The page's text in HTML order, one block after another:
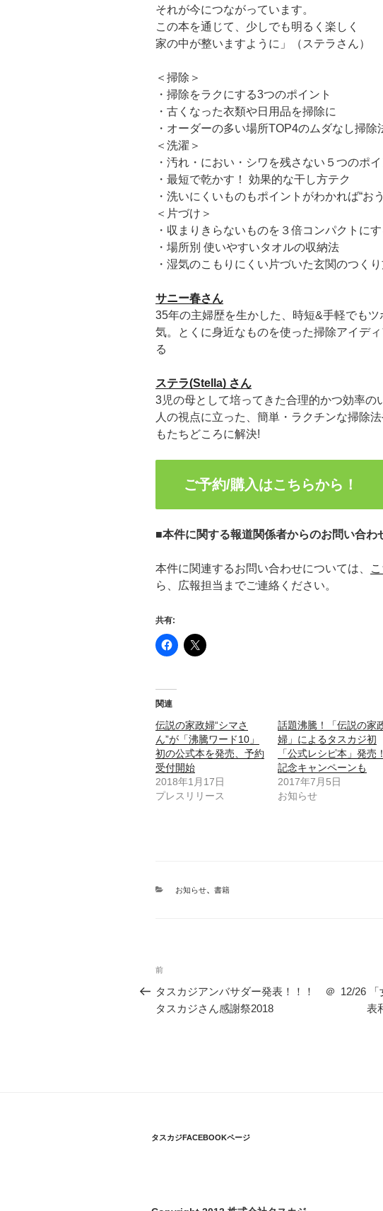
それが今につながっています。
この本を通じて、少しでも明るく楽しく
家の中が整いますように」（ステラさん）
＜掃除＞
・掃除をラクにする3つのポイント
・古くなった衣類や日用品を掃除に
・オーダーの多い場所TOP4のムダなし掃除
＜洗濯＞
・汚れ・におい・シワを残さない５つのポイ
・最短で乾かす！ 効果的な干し方テク
・洗いにくいものもポイントがわかれば“お
＜片づけ＞
・収まりきらないものを３倍コンパクトに
・場所別 使いやすいタオルの収納法
・湿気のこもりにくい片づいた玄関のつく
サニー春さん
35年の主婦歴を生かした、時短&手軽でもツ
気。とくに身近なものを使った掃除アイデ
る
ステラ(Stella) さん
3児の母として培ってきた合理的かつ効率の
人の視点に立った、簡単・ラクチンな掃除
もたちどころに解決!
ご予約/購入はこちらから！
■本件に関する報道関係者からのお問い合わ
本件に関連するお問い合わせについては、
ら、広報担当までご連絡ください。
共有:
関連
伝説の家政婦“シマさ
ん”が「沸騰ワード10」
初の公式本を発売、予約
受付開始
2018年1月17日
プレスリリース
話題沸騰！「伝説の家
婦」によるタスカジ初
「公式レシピ本」発売！
記念キャンペーンも
2017年7月5日
お知らせ
カ
お知らせ、 書籍
投
稿
ナ
ョ
前
の
投
前
タスカジアンバサダー発表！！！ ＠
タスカジさん感謝祭2018
12/26
表
タスカジFACEBOOKページ